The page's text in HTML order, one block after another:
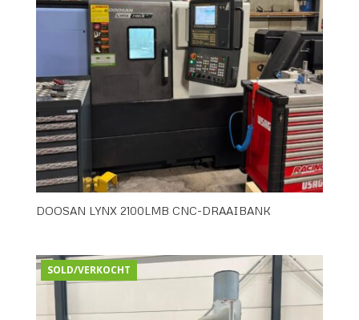
DOOSAN LYNX 2100LMB CNC-DRAAIBANK
SOLD/VERKOCHT